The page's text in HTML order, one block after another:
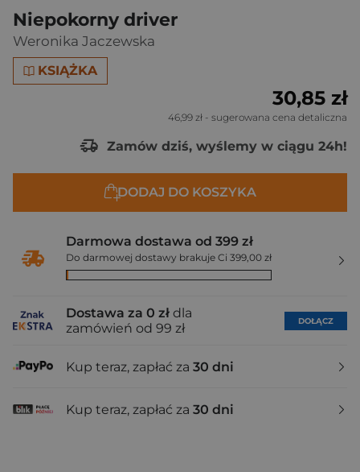
Niepokorny driver
Weronika Jaczewska
KSIĄŻKA
30,85 zł
46,99 zł - sugerowana cena detaliczna
Zamów dziś, wyślemy w ciągu 24h!
DODAJ DO KOSZYKA
Darmowa dostawa od 399 zł
Do darmowej dostawy brakuje Ci 399,00 zł
Dostawa za 0 zł dla
zamówień od 99 zł
DOŁĄCZ
Kup teraz, zapłać za 30 dni
Kup teraz, zapłać za 30 dni